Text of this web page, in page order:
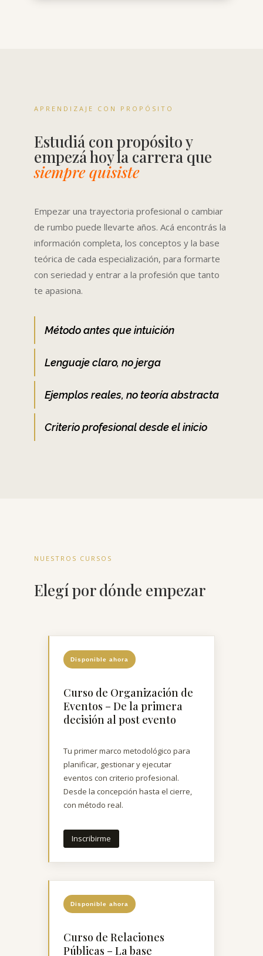
APRENDIZAJE CON PROPÓSITO
Estudiá con propósito y
empezá hoy la carrera que
siempre quisiste
Empezar una trayectoria profesional o cambiar
de rumbo puede llevarte años. Acá encontrás la
información completa, los conceptos y la base
teórica de cada especialización, para formarte
con seriedad y entrar a la profesión que tanto
te apasiona.
Método antes que intuición
Lenguaje claro, no jerga
Ejemplos reales, no teoría abstracta
Criterio profesional desde el inicio
NUESTROS CURSOS
Elegí por dónde empezar
Disponible ahora
Curso de Organización de
Eventos – De la primera
decisión al post evento
Tu primer marco metodológico para
planificar, gestionar y ejecutar
eventos con criterio profesional.
Desde la concepción hasta el cierre,
con método real.
Inscribirme
Disponible ahora
Curso de Relaciones
Públicas – La base